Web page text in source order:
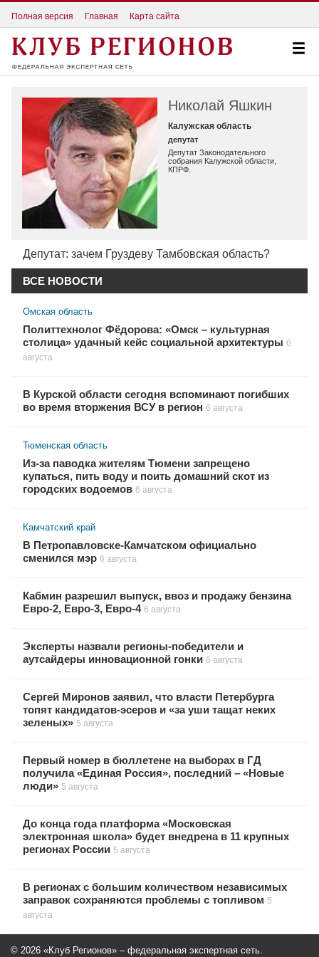
Полная версия Главная Карта сайта
Николай Яшкин
Калужская область
депутат
Депутат Законодательного
собрания Калужской области,
КПРФ.
Депутат: зачем Груздеву Тамбовская область?
ВСЕ НОВОСТИ
Омская область
Политтехнолог Фёдорова: «Омск – культурная
столица» удачный кейс социальной архитектуры 6
августа
В Курской области сегодня вспоминают погибших
во время вторжения ВСУ в регион 6 августа
Тюменская область
Из-за паводка жителям Тюмени запрещено
купаться, пить воду и поить домашний скот из
городских водоемов 6 августа
Камчатский край
В Петропавловске-Камчатском официально
сменился мэр 6 августа
Кабмин разрешил выпуск, ввоз и продажу бензина
Евро-2, Евро-3, Евро-4 6 августа
Эксперты назвали регионы-победители и
аутсайдеры инновационной гонки 6 августа
Сергей Миронов заявил, что власти Петербурга
топят кандидатов-эсеров и «за уши тащат неких
зеленых» 5 августа
Первый номер в бюллетене на выборах в ГД
получила «Единая Россия», последний – «Новые
люди» 5 августа
До конца года платформа «Московская
электронная школа» будет внедрена в 11 крупных
регионах России 5 августа
В регионах с большим количеством независимых
заправок сохраняются проблемы с топливом 5
августа
© 2026 «Клуб Регионов» – федеральная экспертная сеть.